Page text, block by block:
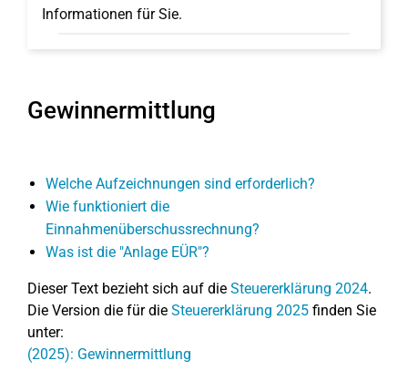
Informationen für Sie.
Gewinnermittlung
Welche Aufzeichnungen sind erforderlich?
Wie funktioniert die
Einnahmenüberschussrechnung?
Was ist die "Anlage EÜR"?
Dieser Text bezieht sich auf die Steuererklärung 2024.
Die Version die für die Steuererklärung 2025 finden Sie
unter:
(2025): Gewinnermittlung